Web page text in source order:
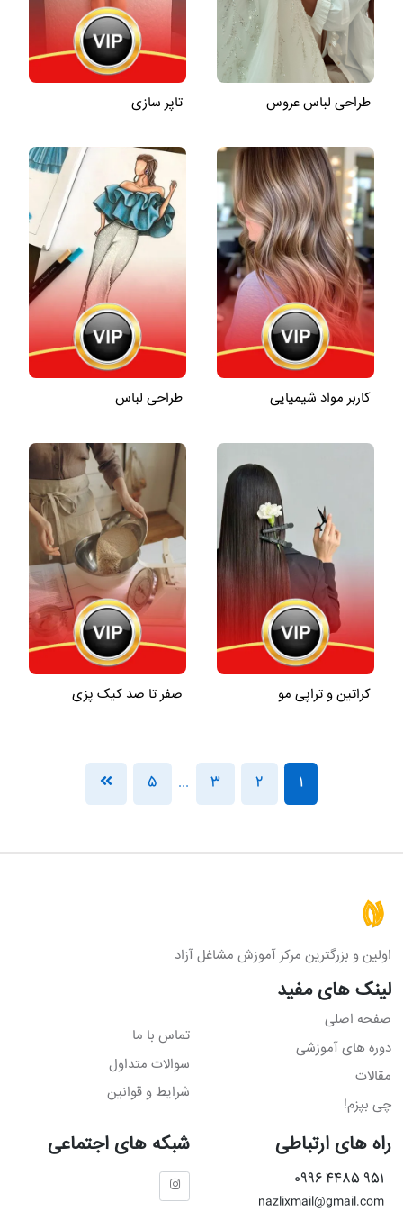
طراحی لباس عروس تاپر سازی
کاربر مواد شیمیایی طراحی لباس
کراتین و تراپی مو صفر تا صد کیک پزی
1
2
3
...
5
اولین و بزرگترین مرکز آموزش مشاغل آزاد
لینک های مفید
صفحه اصلی
دوره های آموزشی
مقالات
چی بپزم!
تماس با ما
سوالات متداول
شرایط و قوانین
راه های ارتباطی
951 4485 0996
nazlixmail@gmail.com
شبکه های اجتماعی